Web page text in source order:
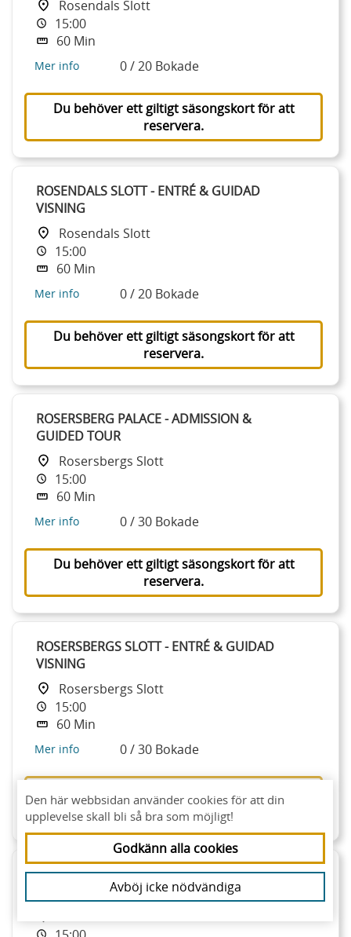
Rosendals Slott
15:00
60 Min
Mer info 0 / 20 Bokade
Du behöver ett giltigt säsongskort för att
reservera.
ROSENDALS SLOTT - ENTRÉ & GUIDAD
VISNING
Rosendals Slott
15:00
60 Min
Mer info 0 / 20 Bokade
Du behöver ett giltigt säsongskort för att
reservera.
ROSERSBERG PALACE - ADMISSION &
GUIDED TOUR
Rosersbergs Slott
15:00
60 Min
Mer info 0 / 30 Bokade
Du behöver ett giltigt säsongskort för att
reservera.
ROSERSBERGS SLOTT - ENTRÉ & GUIDAD
VISNING
Rosersbergs Slott
15:00
60 Min
Mer info 0 / 30 Bokade
Du behöver ett giltigt säsongskort för att
reservera.
STRÖMSHOLM PALACE - ADMISSION &
GUIDED TOUR
Den här webbsidan använder cookies för att din
upplevelse skall bli så bra som möjligt!
Godkänn alla cookies
Avböj icke nödvändiga